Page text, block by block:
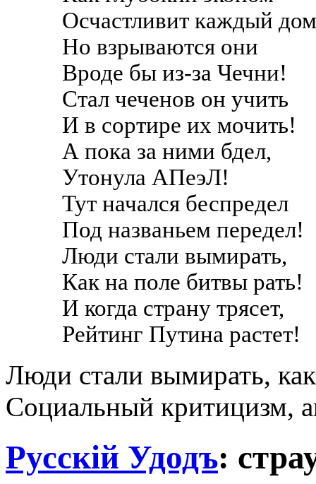
Осчастливит каждый
Но взрываются они
Вроде бы из-за Чечни!
Стал чеченов он учить
И в сортире их мочить!
А пока за ними бдел,
Утонула АПеэЛ!
Тут начался беспредел
Под названьем передел!
Люди стали вымирать,
Как на поле битвы рать!
И когда страну трясет,
Рейтинг Путина растет!
Люди стали вымирать,
Социальный критицизм,
Русскiй Удодъ: